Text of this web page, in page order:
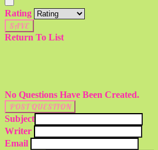
Rating
SAVE
Return To List
No Questions Have Been Created.
POST QUESTION
Subject
Writer
Email